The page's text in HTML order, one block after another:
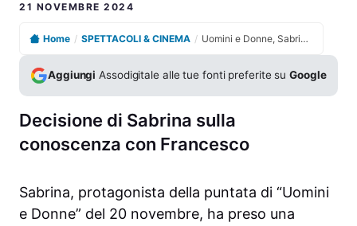
21 NOVEMBRE 2024
Home / SPETTACOLI & CINEMA / Uomini e Donne, Sabrina interrompe la relazione con Francesco per nuove esperienze
Aggiungi Assodigitale alle tue fonti preferite suGoogle
Decisione di Sabrina sulla
conoscenza con Francesco
Sabrina, protagonista della puntata di “Uomini
e Donne” del 20 novembre, ha preso una